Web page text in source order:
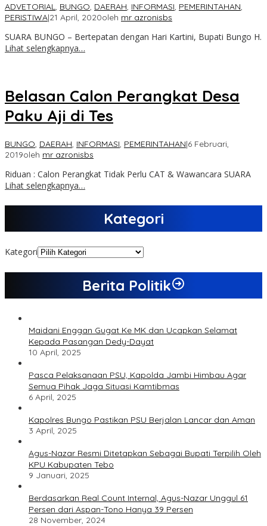
ADVETORIAL, BUNGO, DAERAH, INFORMASI, PEMERINTAHAN,
PERISTIWA|21 April, 2020oleh mr azronisbs
SUARA BUNGO – Bertepatan dengan Hari Kartini, Bupati Bungo H.
Lihat selengkapnya…
Belasan Calon Perangkat Desa
Paku Aji di Tes
BUNGO, DAERAH, INFORMASI, PEMERINTAHAN|6 Februari,
2019oleh mr azronisbs
Riduan : Calon Perangkat Tidak Perlu CAT & Wawancara SUARA
Lihat selengkapnya…
Kategori
Kategori
Berita Politik
Maidani Enggan Gugat Ke MK dan Ucapkan Selamat
Kepada Pasangan Dedy-Dayat
10 April, 2025
Pasca Pelaksanaan PSU, Kapolda Jambi Himbau Agar
Semua Pihak Jaga Situasi Kamtibmas
6 April, 2025
Kapolres Bungo Pastikan PSU Berjalan Lancar dan Aman
3 April, 2025
Agus-Nazar Resmi Ditetapkan Sebagai Bupati Terpilih Oleh
KPU Kabupaten Tebo
9 Januari, 2025
Berdasarkan Real Count Internal, Agus-Nazar Unggul 61
Persen dari Aspan-Tono Hanya 39 Persen
28 November, 2024